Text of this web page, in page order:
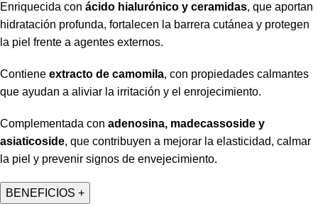
Enriquecida con ácido hialurónico y ceramidas, que aportan
hidratación profunda, fortalecen la barrera cutánea y protegen
la piel frente a agentes externos.
Contiene extracto de camomila, con propiedades calmantes
que ayudan a aliviar la irritación y el enrojecimiento.
Complementada con adenosina, madecassoside y
asiaticoside, que contribuyen a mejorar la elasticidad, calmar
la piel y prevenir signos de envejecimiento.
BENEFICIOS +